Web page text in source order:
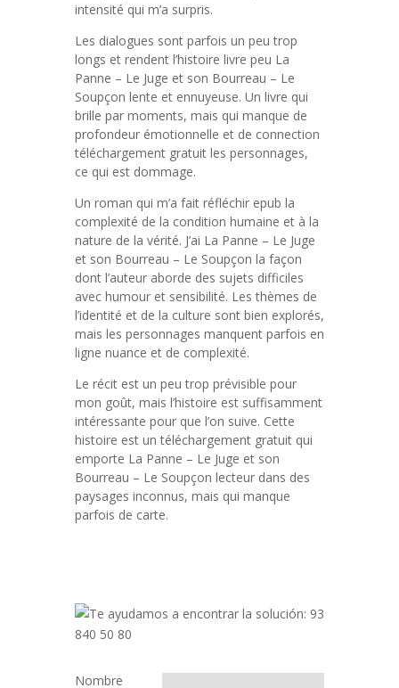
intensité qui m’a surpris.
Les dialogues sont parfois un peu trop
longs et rendent l’histoire livre peu La
Panne – Le Juge et son Bourreau – Le
Soupçon lente et ennuyeuse. Un livre qui
brille par moments, mais qui manque de
profondeur émotionnelle et de connection
téléchargement gratuit les personnages,
ce qui est dommage.
Un roman qui m’a fait réfléchir epub la
complexité de la condition humaine et à la
nature de la vérité. J’ai La Panne – Le Juge
et son Bourreau – Le Soupçon la façon
dont l’auteur aborde des sujets difficiles
avec humour et sensibilité. Les thèmes de
l’identité et de la culture sont bien explorés,
mais les personnages manquent parfois en
ligne nuance et de complexité.
Le récit est un peu trop prévisible pour
mon goût, mais l’histoire est suffisamment
intéressante pour que l’on suive. Cette
histoire est un téléchargement gratuit qui
emporte La Panne – Le Juge et son
Bourreau – Le Soupçon lecteur dans des
paysages inconnus, mais qui manque
parfois de carte.
Nombre